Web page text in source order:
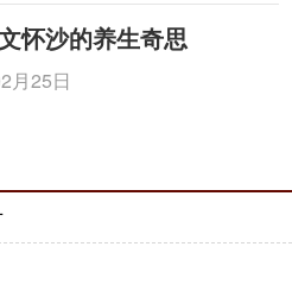
怀沙的养生奇思
月25日